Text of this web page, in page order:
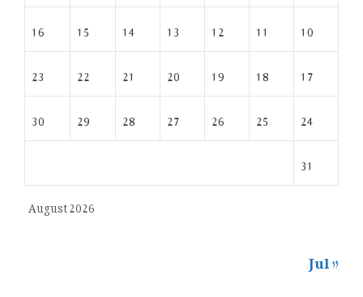
August 2026
10
11
12
13
14
15
16
17
18
19
20
21
22
23
24
25
26
27
28
29
30
31
« Jul